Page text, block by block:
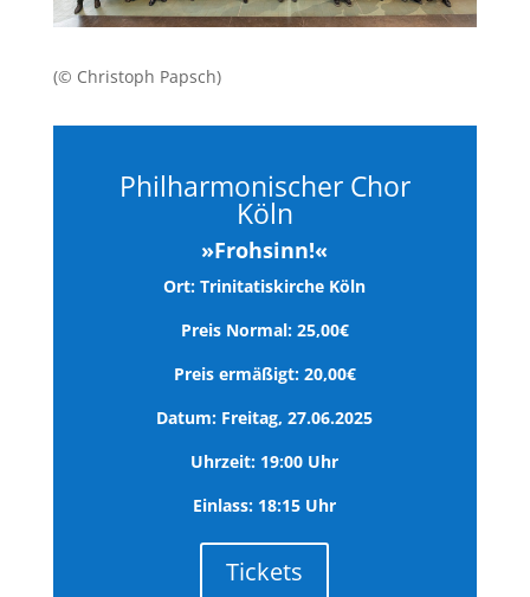
(© Christoph Papsch)
Philharmonischer Chor
Köln
»Frohsinn!«
Ort: Trinitatiskirche Köln
Preis Normal: 25,00€
Preis ermäßigt: 20,00€
Datum: Freitag, 27.06.2025
Uhrzeit: 19:00 Uhr
Einlass: 18:15 Uhr
Tickets